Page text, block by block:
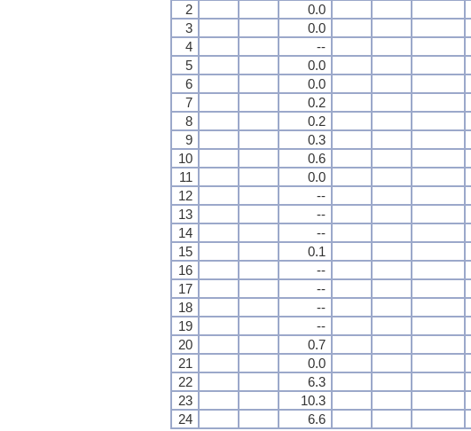
2
0.0
3
0.0
4
--
5
0.0
6
0.0
7
0.2
8
0.2
9
0.3
10
0.6
11
0.0
12
--
13
--
14
--
15
0.1
16
--
17
--
18
--
19
--
20
0.7
21
0.0
22
6.3
23
10.3
24
6.6